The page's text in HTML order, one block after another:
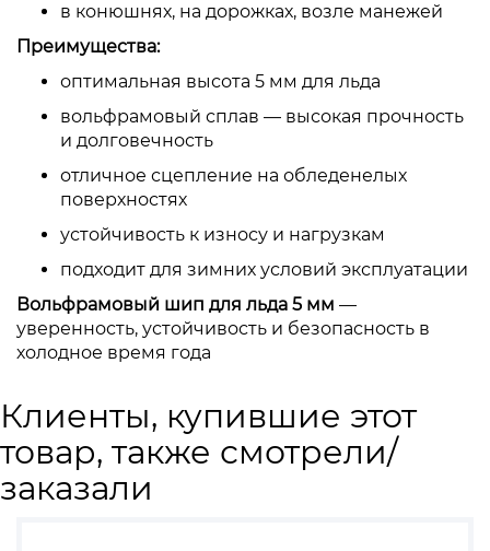
в конюшнях, на дорожках, возле манежей
Преимущества:
оптимальная высота 5 мм для льда
вольфрамовый сплав — высокая прочность
и долговечность
отличное сцепление на обледенелых
поверхностях
устойчивость к износу и нагрузкам
подходит для зимних условий эксплуатации
Вольфрамовый шип для льда 5 мм —
уверенность, устойчивость и безопасность в
холодное время года
Клиенты, купившие этот
товар, также смотрели/
заказали